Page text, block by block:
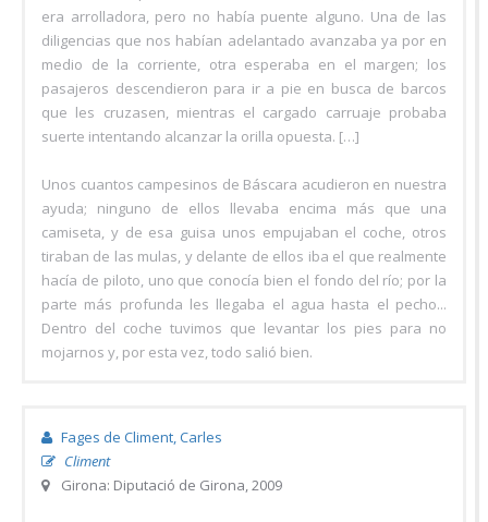
era arrolladora, pero no había puente alguno. Una de las
diligencias que nos habían adelantado avanzaba ya por en
medio de la corriente, otra esperaba en el margen; los
pasajeros descendieron para ir a pie en busca de barcos
que les cruzasen, mientras el cargado carruaje probaba
suerte intentando alcanzar la orilla opuesta. […]
Unos cuantos campesinos de Báscara acudieron en nuestra
ayuda; ninguno de ellos llevaba encima más que una
camiseta, y de esa guisa unos empujaban el coche, otros
tiraban de las mulas, y delante de ellos iba el que realmente
hacía de piloto, uno que conocía bien el fondo del río; por la
parte más profunda les llegaba el agua hasta el pecho...
Dentro del coche tuvimos que levantar los pies para no
mojarnos y, por esta vez, todo salió bien.
Fages de Climent, Carles
Climent
Girona: Diputació de Girona, 2009